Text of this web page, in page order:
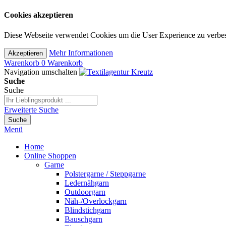
Cookies akzeptieren
Diese Webseite verwendet Cookies um die User Experience zu
Akzeptieren
Mehr Informationen
Warenkorb 0 Warenkorb
Navigation umschalten
Suche
Suche
Erweiterte Suche
Suche
Menü
Home
Online Shoppen
Garne
Polstergarne / Steppgarne
Ledernähgarn
Outdoorgarn
Näh-/Overlockgarn
Blindstichgarn
Bauschgarn